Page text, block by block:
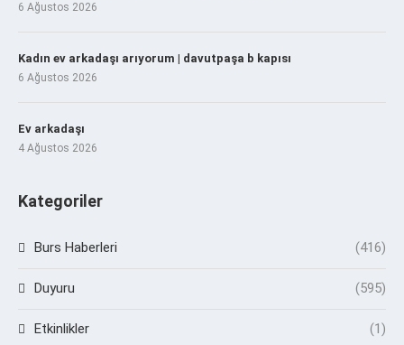
6 Ağustos 2026
Kadın ev arkadaşı arıyorum | davutpaşa b kapısı
6 Ağustos 2026
Ev arkadaşı
4 Ağustos 2026
Kategoriler
Burs Haberleri (416)
Duyuru (595)
Etkinlikler (1)